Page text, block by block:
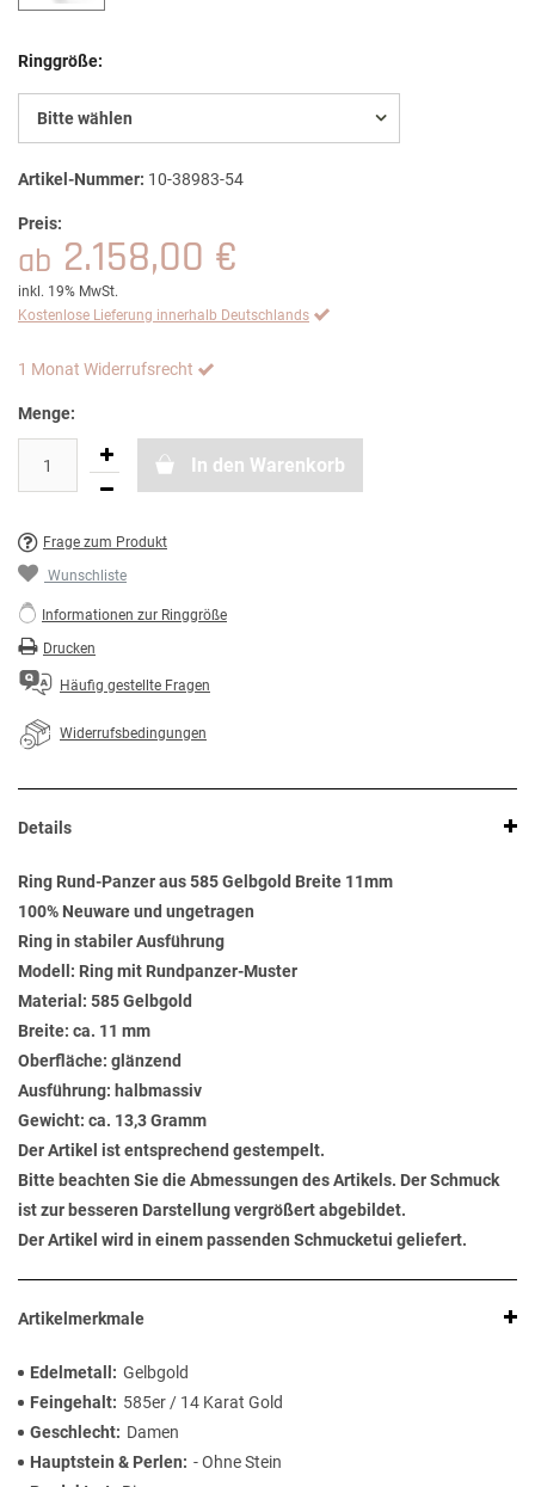
Ringgröße:
Bitte wählen
Artikel-Nummer: 10-38983-54
Preis:
ab 2.158,00 €
inkl. 19% MwSt.
Kostenlose Lieferung innerhalb Deutschlands
1 Monat Widerrufsrecht
Menge:
In den Warenkorb
Frage zum Produkt
Wunschliste
Informationen zur Ringgröße
Drucken
Häufig gestellte Fragen
Widerrufsbedingungen
Details
Ring Rund-Panzer aus 585 Gelbgold Breite 11mm
100% Neuware und ungetragen
Ring in stabiler Ausführung
Modell: Ring mit Rundpanzer-Muster
Material: 585 Gelbgold
Breite: ca. 11 mm
Oberfläche: glänzend
Ausführung: halbmassiv
Gewicht: ca. 13,3 Gramm
Der Artikel ist entsprechend gestempelt.
Bitte beachten Sie die Abmessungen des Artikels. Der Schmuck
ist zur besseren Darstellung vergrößert abgebildet.
Der Artikel wird in einem passenden Schmucketui geliefert.
Artikelmerkmale
Edelmetall
Gelbgold
Feingehalt
585er / 14 Karat Gold
Geschlecht
Damen
Hauptstein & Perlen
- Ohne Stein